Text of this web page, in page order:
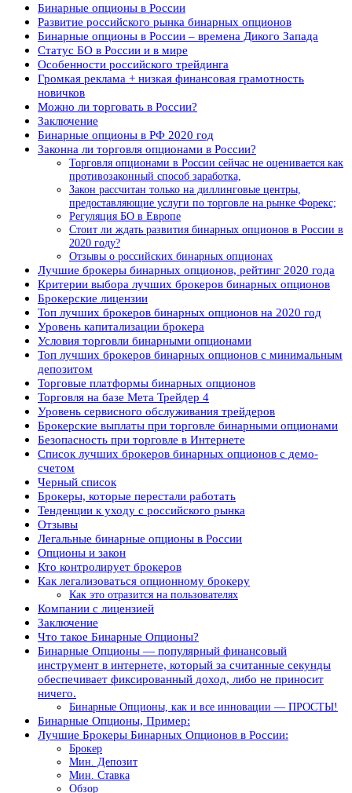
Бинарные опционы в России
Развитие российского рынка бинарных опционов
Бинарные опционы в России – времена Дикого Запада
Статус БО в России и в мире
Особенности российского трейдинга
Громкая реклама + низкая финансовая грамотность
новичков
Можно ли торговать в России?
Заключение
Бинарные опционы в РФ 2020 год
Законна ли торговля опционами в России?
Торговля опционами в России сейчас не оценивается как
противозаконный способ заработка,
Закон рассчитан только на диллинговые центры,
предоставляющие услуги по торговле на рынке Форекс;
Регуляция БО в Европе
Стоит ли ждать развития бинарных опционов в России в
2020 году?
Отзывы о российских бинарных опционах
Лучшие брокеры бинарных опционов, рейтинг 2020 года
Критерии выбора лучших брокеров бинарных опционов
Брокерские лицензии
Топ лучших брокеров бинарных опционов на 2020 год
Уровень капитализации брокера
Условия торговли бинарными опционами
Топ лучших брокеров бинарных опционов с минимальным
депозитом
Торговые платформы бинарных опционов
Торговля на базе Мета Трейдер 4
Уровень сервисного обслуживания трейдеров
Брокерские выплаты при торговле бинарными опционами
Безопасность при торговле в Интернете
Список лучших брокеров бинарных опционов с демо-
счетом
Черный список
Брокеры, которые перестали работать
Тенденции к уходу с российского рынка
Отзывы
Легальные бинарные опционы в России
Опционы и закон
Кто контролирует брокеров
Как легализоваться опционному брокеру
Как это отразится на пользователях
Компании с лицензией
Заключение
Что такое Бинарные Опционы?
Бинарные Опционы — популярный финансовый
инструмент в интернете, который за считанные секунды
обеспечивает фиксированный доход, либо не приносит
ничего.
Бинарные Опционы, как и все инновации — ПРОСТЫ!
Бинарные Опционы, Пример:
Лучшие Брокеры Бинарных Опционов в России:
Брокер
Мин. Депозит
Мин. Ставка
Обзор